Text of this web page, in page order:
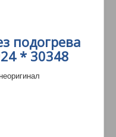
подогрева
* 30348